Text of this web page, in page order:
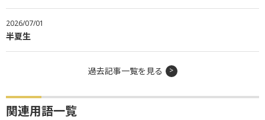
2026/07/01
半夏生
過去記事一覧を見る
関連用語一覧